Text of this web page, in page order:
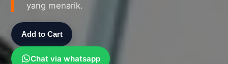
yang menarik.
Add to Cart
Chat via whatsapp